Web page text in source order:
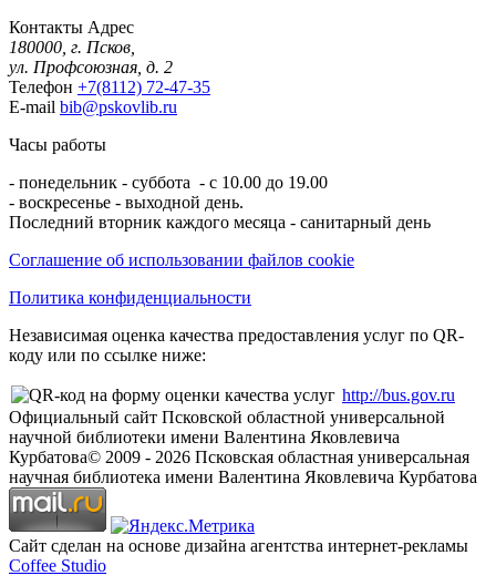
Контакты Адрес
180000, г. Псков,
ул. Профсоюзная, д. 2
Телефон +7(8112) 72-47-35
E-mail bib@pskovlib.ru
Часы работы
- понедельник - суббота - с 10.00 до 19.00
- воскресенье - выходной день.
Последний вторник каждого месяца - санитарный день
Соглашение об использовании файлов cookie
Политика конфиденциальности
Независимая оценка качества предоставления услуг по QR-
коду или по ссылке ниже:
http://bus.gov.ru
Официальный сайт Псковской областной универсальной
научной библиотеки имени Валентина Яковлевича
Курбатова© 2009 - 2026 Псковская областная универсальная
научная библиотека имени Валентина Яковлевича Курбатова
Сайт сделан на основе дизайна агентства интернет-рекламы
Coffee Studio